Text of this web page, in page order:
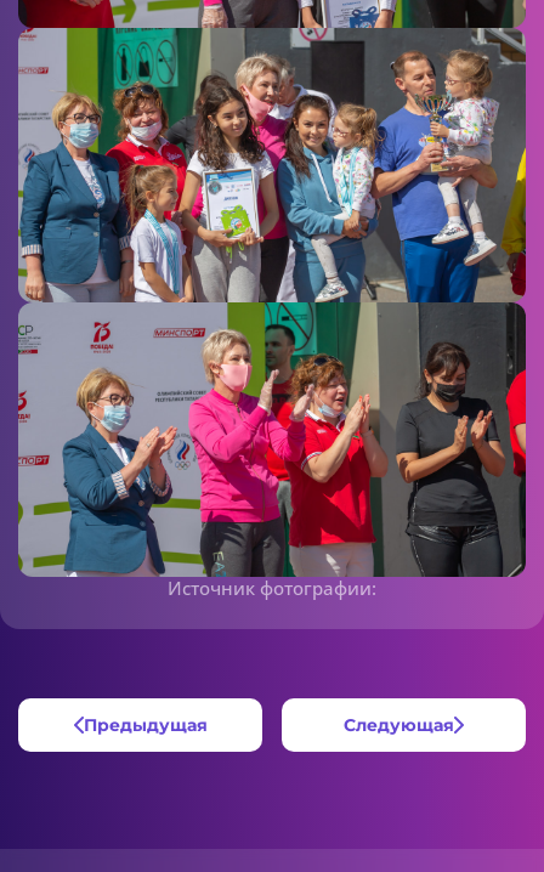
Источник фотографии:
Предыдущая Следующая